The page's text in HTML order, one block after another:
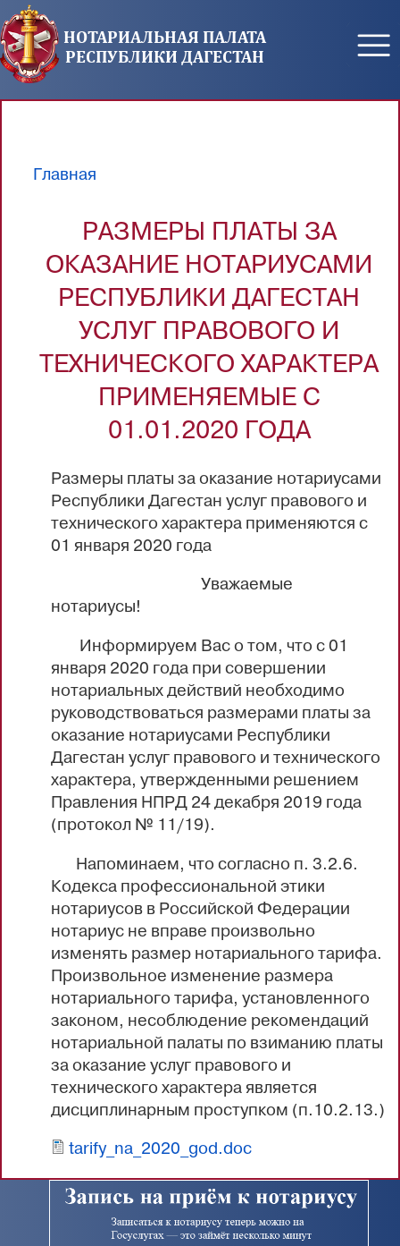
Перейти к основному содержанию
НОТАРИАЛЬНАЯ ПАЛАТА
РЕСПУБЛИКИ ДАГЕСТАН
Главная
РАЗМЕРЫ ПЛАТЫ ЗА
ОКАЗАНИЕ НОТАРИУСАМИ
РЕСПУБЛИКИ ДАГЕСТАН
УСЛУГ ПРАВОВОГО И
ТЕХНИЧЕСКОГО ХАРАКТЕРА
ПРИМЕНЯЕМЫЕ С
01.01.2020 ГОДА
Размеры платы за оказание нотариусами
Республики Дагестан услуг правового и
технического характера применяются с
01 января 2020 года
Уважаемые
нотариусы!
Информируем Вас о том, что с 01
января 2020 года при совершении
нотариальных действий необходимо
руководствоваться размерами платы за
оказание нотариусами Республики
Дагестан услуг правового и технического
характера, утвержденными решением
Правления НПРД 24 декабря 2019 года
(протокол № 11/19).
Напоминаем, что согласно п. 3.2.6.
Кодекса профессиональной этики
нотариусов в Российской Федерации
нотариус не вправе произвольно
изменять размер нотариального тарифа.
Произвольное изменение размера
нотариального тарифа, установленного
законом, несоблюдение рекомендаций
нотариальной палаты по взиманию платы
за оказание услуг правового и
технического характера является
дисциплинарным проступком (п.10.2.13.)
tarify_na_2020_god.doc